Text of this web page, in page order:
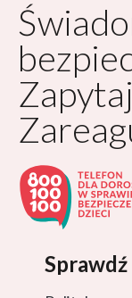
Sprawdź